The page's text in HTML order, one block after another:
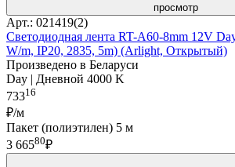
просмотр
Арт.: 021419(2)
Светодиодная лента RT-A60-8mm 12V
W/m, IP20, 2835, 5m) (Arlight, Открытый)
Произведено в Беларуси
Day | Дневной 4000 K
73316
₽/м
Пакет (полиэтилен) 5 м
3 66580₽